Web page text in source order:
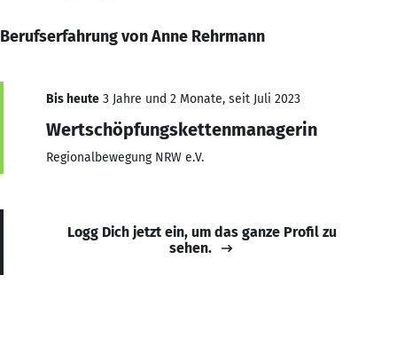
Berufserfahrung von Anne Rehrmann
Bis heute 3 Jahre und 2 Monate, seit Juli 2023
Wertschöpfungskettenmanagerin
Regionalbewegung NRW e.V.
Logg Dich jetzt ein, um das ganze Profil zu
sehen.